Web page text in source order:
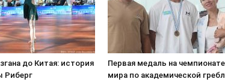
до Китая: история
Риберг
Первая медаль на чемпионате
мира по академической